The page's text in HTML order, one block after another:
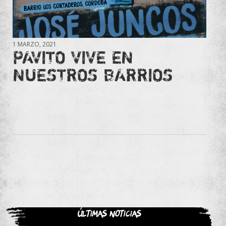
1 MARZO, 2021
PAVITO VIVE EN
NUESTROS BARRIOS
Últimas noticias